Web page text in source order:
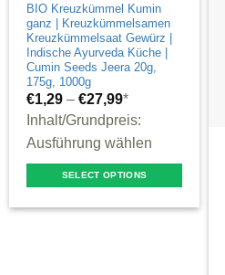
BIO Kreuzkümmel Kumin
ganz | Kreuzkümmelsamen
Kreuzkümmelsaat Gewürz |
Indische Ayurveda Küche |
Cumin Seeds Jeera 20g,
175g, 1000g
€1,29 –€27,99*
Inhalt/Grundpreis:
Ausführung wählen
SELECT OPTIONS